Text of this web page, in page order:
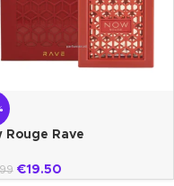
Rouge Rave
€19.50